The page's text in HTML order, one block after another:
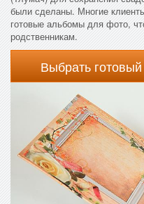
были сделаны. Многие
готовые альбомы для фото,
родственникам.
Выбрать